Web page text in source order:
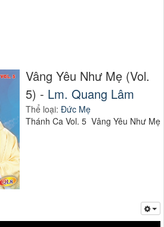
Vâng Yêu Như Mẹ (Vol.
5) - Lm. Quang Lâm
Thể loại: Đức Mẹ
Thánh Ca Vol. 5 Vâng Yêu Như Mẹ